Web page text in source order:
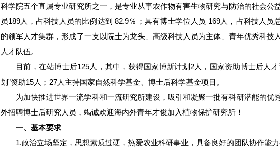
科学院五个直属专业研究所之一，是专业从事农作物有害生物研究与防治的社会公
员189人，占科技人员的比例达到 82.9％；具有博士学位人员 169人，占科技人员
的领军人才集群，形成了一支以院士为龙头、高级科技人员为主体、青年优秀科
人才队伍。
目前，在站博士后125人，其中，获得国家博新计划2人，国家资助博士后人
划”资助15人；27人主持国家自然科学基金、博士后科学基金项目。
为加快推进世界一流学科和一流研究所建设，吸引和凝聚一批有科研潜能的优
外招聘博士后研究人员，竭诚欢迎海内外青年才俊加入植物保护研究所！
一、基本要求
1.政治立场坚定，思想素质过硬，热爱农业科研事业，具备良好的团队协作能力